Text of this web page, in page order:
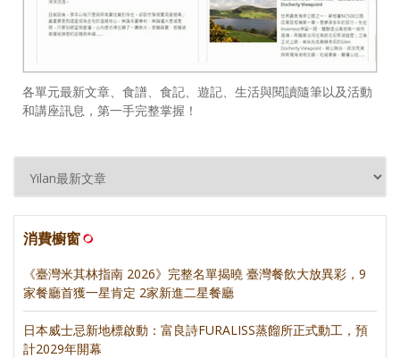
各單元最新文章、食譜、食記、遊記、生活與閱讀隨筆以及活動
和講座訊息，第一手完整掌握！
消費櫥窗
《臺灣米其林指南 2026》完整名單揭曉 臺灣餐飲大放異彩，9
家餐廳首獲一星肯定 2家新進二星餐廳
日本威士忌新地標啟動：富良詩FURALISS蒸餾所正式動工，預
計2029年開幕